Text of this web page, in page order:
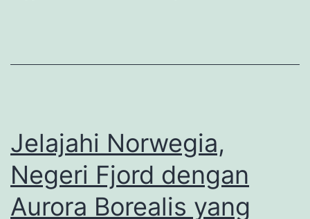
Kuliner
Jelajahi Norwegia,
Negeri Fjord dengan
Aurora Borealis yang